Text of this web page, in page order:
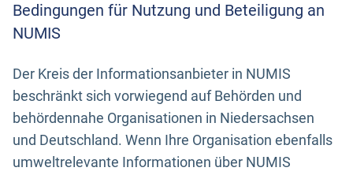
Bedingungen für Nutzung und Beteiligung an
NUMIS
Der Kreis der Informationsanbieter in NUMIS
beschränkt sich vorwiegend auf Behörden und
behördennahe Organisationen in Niedersachsen
und Deutschland. Wenn Ihre Organisation ebenfalls
umweltrelevante Informationen über NUMIS